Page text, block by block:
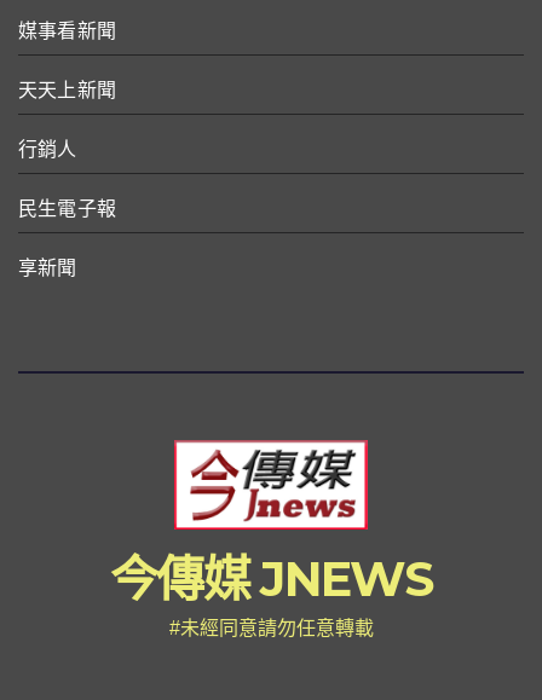
媒事看新聞
天天上新聞
行銷人
民生電子報
享新聞
今傳媒 JNEWS
#未經同意請勿任意轉載